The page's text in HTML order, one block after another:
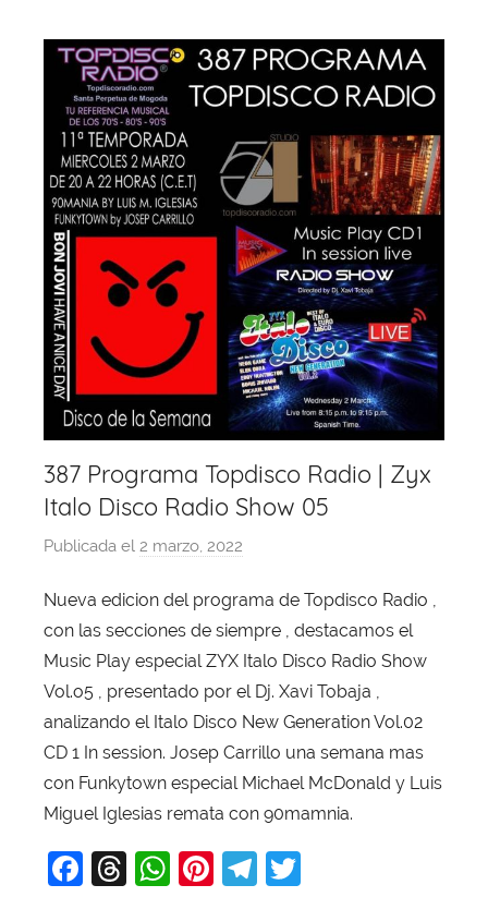
387 Programa Topdisco Radio | Zyx
Italo Disco Radio Show 05
Publicada el 2 marzo, 2022
r
X
a
v
i
T
o
j
a
Nueva edicion del programa de Topdisco Radio ,
con las secciones de siempre , destacamos el
Music Play especial ZYX Italo Disco Radio Show
Vol.o5 , presentado por el Dj. Xavi Tobaja ,
analizando el Italo Disco New Generation Vol.02
CD 1 In session. Josep Carrillo una semana mas
con Funkytown especial Michael McDonald y Luis
Miguel Iglesias remata con 90mamnia.
F
T
W Pi
T